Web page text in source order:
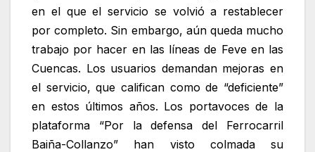
en el que el servicio se volvió a restablecer
por completo. Sin embargo, aún queda mucho
trabajo por hacer en las líneas de Feve en las
Cuencas. Los usuarios demandan mejoras en
el servicio, que califican como de “deficiente”
en estos últimos años. Los portavoces de la
plataforma “Por la defensa del Ferrocarril
Baiña-Collanzo” han visto colmada su